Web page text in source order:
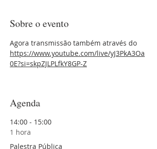
Sobre o evento
Agora transmissão também através do
https://www.youtube.com/live/yJ3PkA3Oa
0E?si=skpZJLPLfkY8GP-Z
Agenda
14:00 - 15:00
1 hora
Palestra Pública